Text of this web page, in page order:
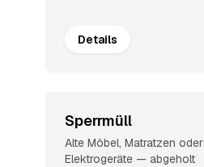
Details
Sperrmüll
Alte Möbel, Matratzen oder
Elektrogeräte — abgeholt